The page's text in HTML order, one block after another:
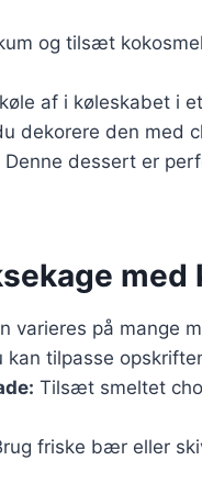
og tilsæt
af i køleskabet i
dekorere den med
dessert er
med
varieres på mange
kan tilpasse
Tilsæt smeltet
friske bær eller